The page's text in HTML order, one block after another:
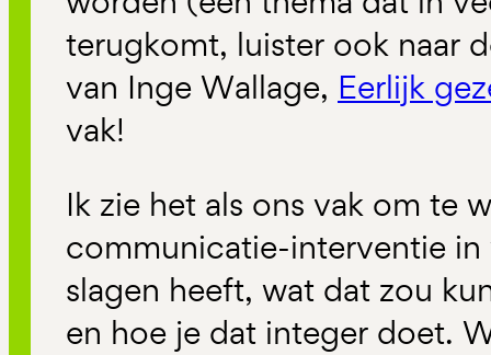
terugkomt, luister ook naar
van Inge Wallage, Eerlijk
vak!
Ik zie het als ons vak om te
communicatie-interventie in
slagen heeft, wat dat zou
en hoe je dat integer doet.